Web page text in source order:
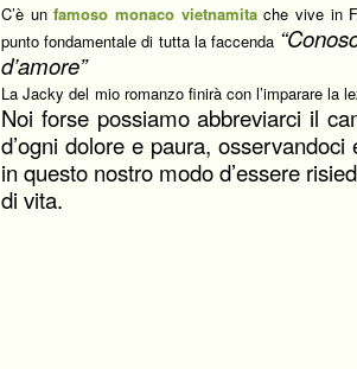
C’è unfamoso monaco vietnamitache vive in
punto fondamentale di tutta la faccenda
d’amore”
La Jacky del mio romanzo finirà con l’imparare la
Noi forse possiamo abbreviarci il
d’ogni dolore e paura,
in questo nostro modo d’essere
di vita.